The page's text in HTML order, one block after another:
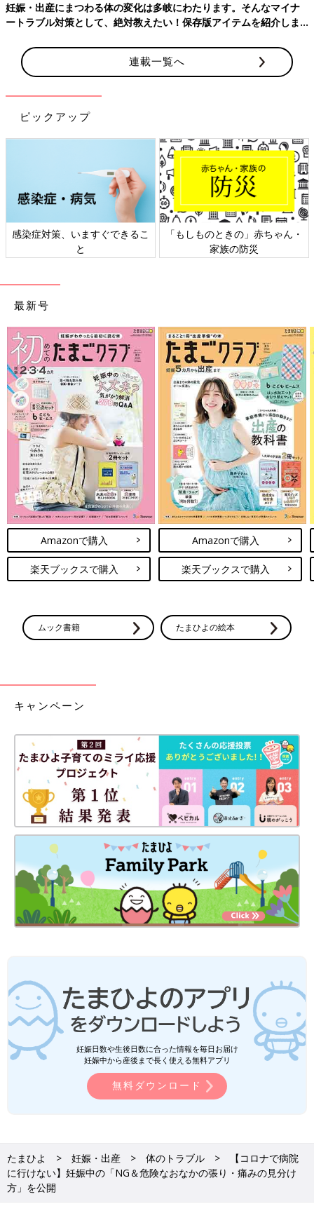
つわる体の変化は多岐にわたります。そんなマイナ
として、絶対教えたい！保存版アイテムを紹介しま
連載一覧へ
ピックアップ
策、いますぐできるこ
「もしものときの」赤ちゃん・
家族の防災
日本外
最新号
Amazonで購入
楽天ブックスで購入
Amazonで購入
楽天ブックスで購入
ムック書籍 たまひよの絵本
キャンペーン
妊娠日数や生後日数に合った情報を毎日お届け
妊娠中から産後まで長く使える無料アプリ
無料ダウンロード
たまひよ 妊娠・出産 体のトラブル
【コロナで病院
に行けない】妊娠中の「NG＆危険なおなかの張り・痛みの見分け
方」を公開